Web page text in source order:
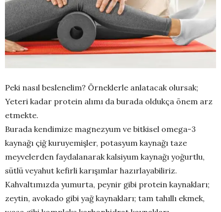
Peki nasıl beslenelim? Örneklerle anlatacak olursak;
Yeteri kadar protein alımı da burada oldukça önem arz
etmekte.
Burada kendimize magnezyum ve bitkisel omega-3
kaynağı çiğ kuruyemişler, potasyum kaynağı taze
meyvelerden faydalanarak kalsiyum kaynağı yoğurtlu,
sütlü veyahut kefirli karışımlar hazırlayabiliriz.
Kahvaltımızda yumurta, peynir gibi protein kaynakları;
zeytin, avokado gibi yağ kaynakları; tam tahıllı ekmek,